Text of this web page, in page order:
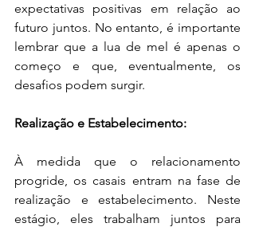
expectativas positivas em relação ao
futuro juntos. No entanto, é importante
lembrar que a lua de mel é apenas o
começo e que, eventualmente, os
desafios podem surgir.
Realização e Estabelecimento:
À medida que o relacionamento
progride, os casais entram na fase de
realização e estabelecimento. Neste
estágio, eles trabalham juntos para